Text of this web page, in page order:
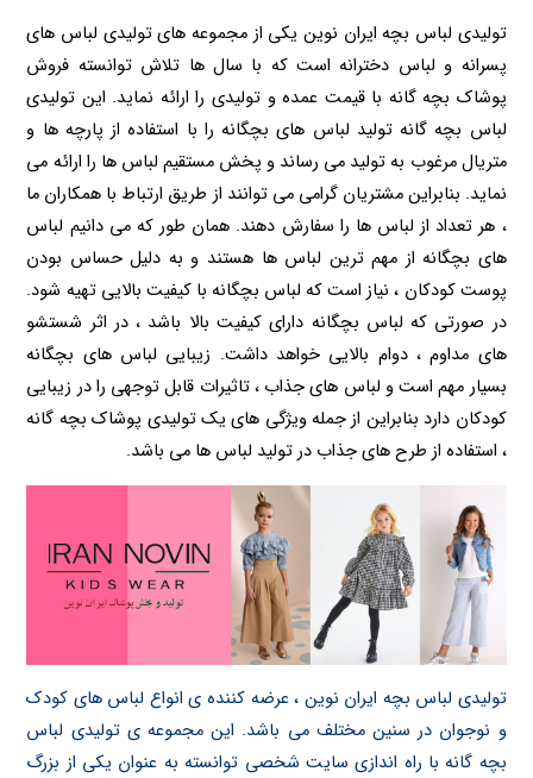
تولیدی لباس بچه ایران نوین یکی از مجموعه های تولیدی لباس های
پسرانه و لباس دخترانه است که با سال ها تلاش توانسته فروش
پوشاک بچه گانه با قیمت عمده و تولیدی را ارائه نماید. این تولیدی
لباس بچه گانه تولید لباس های بچگانه را با استفاده از پارچه ها و
متریال مرغوب به تولید می رساند و پخش مستقیم لباس ها را ارائه می
نماید. بنابراین مشتریان گرامی می توانند از طریق ارتباط با همکاران ما
، هر تعداد از لباس ها را سفارش دهند. همان طور که می دانیم لباس
های بچگانه از مهم ترین لباس ها هستند و به دلیل حساس بودن
پوست کودکان ، نیاز است که لباس بچگانه با کیفیت بالایی تهیه شود.
در صورتی که لباس بچگانه دارای کیفیت بالا باشد ، در اثر شستشو
های مداوم ، دوام بالایی خواهد داشت. زیبایی لباس های بچگانه
بسیار مهم است و لباس های جذاب ، تاثیرات قابل توجهی را در زیبایی
کودکان دارد بنابراین از جمله ویژگی های یک تولیدی پوشاک بچه گانه
، استفاده از طرح های جذاب در تولید لباس ها می باشد.
تولیدی لباس بچه ایران نوین ، عرضه کننده ی انواع لباس های کودک
و نوجوان در سنین مختلف می باشد. این مجموعه ی تولیدی لباس
بچه گانه با راه اندازی سایت شخصی توانسته به عنوان یکی از بزرگ